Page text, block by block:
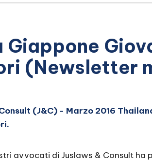
Giappone
(Newsletter
(J&C) - Marzo 2016
avvocati di Juslaws & Consult ha